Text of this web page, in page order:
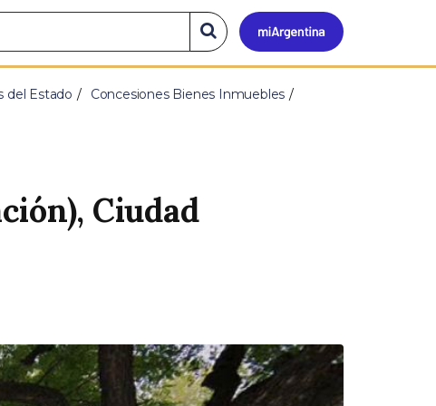
Mi
Buscar
en
el
sitio
del Estado Concesiones Bienes Inmuebles
Ciudad
S
i